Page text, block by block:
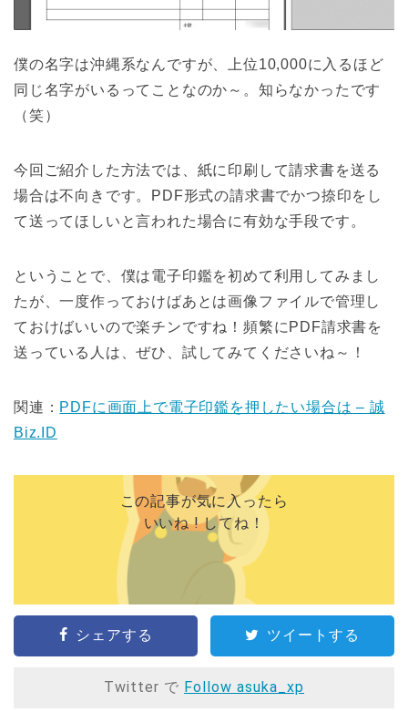
僕の名字は沖縄系なんですが、上位10,000に入るほど
同じ名字がいるってことなのか～。知らなかったです
（笑）
今回ご紹介した方法では、紙に印刷して請求書を送る
場合は不向きです。PDF形式の請求書でかつ捺印をし
て送ってほしいと言われた場合に有効な手段です。
ということで、僕は電子印鑑を初めて利用してみまし
たが、一度作っておけばあとは画像ファイルで管理し
ておけばいいので楽チンですね！頻繁にPDF請求書を
送っている人は、ぜひ、試してみてくださいね～！
関連： PDFに画面上で電子印鑑を押したい場合は – 誠
Biz.ID
この記事が気に入ったら
いいね ! してね！
シェアする ツイートする
Twitter で Follow asuka_xp